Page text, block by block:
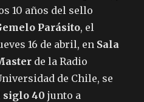
10 años del sello
Parásito, el
16 de abril, en Sala
de la Radio
de Chile, se
siglo 40 junto a